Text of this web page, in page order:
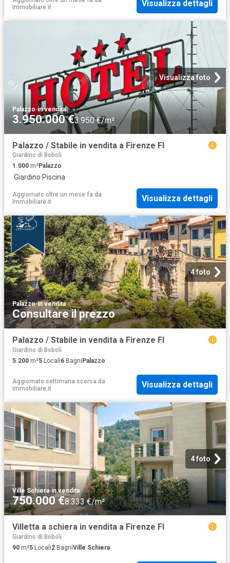
Immobiliare.it
Visualizza dettagli
Visualizza foto
Palazzo·in vendita
3.950.000 €3.950 €/m²
Palazzo / Stabile in vendita a Firenze FI
Giardino di Boboli
1.000 m²Palazzo
·Giardino·Piscina
Aggiornato oltre un mese fa da
Immobiliare.it
Visualizza dettagli
4 foto
Palazzo·in vendita
Consultare il prezzo
Palazzo / Stabile in vendita a Firenze FI
Giardino di Boboli
5.200 m²5 Locali6 Bagni Palazzo
Aggiornato settimana scorsa da
Immobiliare.it
Visualizza dettagli
4 foto
Ville Schiera·in vendita
750.000 €8.333 €/m²
Villetta a schiera in vendita a Firenze FI
Giardino di Boboli
90 m²5 Locali2 BagniVille Schiera